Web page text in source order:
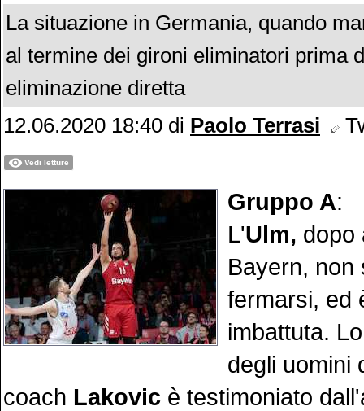
La situazione in Germania, quando
al termine dei gironi eliminatori prima
eliminazione diretta
12.06.2020 18:40 di Paolo Terrasi
Vedi letture
Gruppo A:
L'Ulm, dopo
Bayern, non
fermarsi, ed
imbattuta.
degli uomini
coach Lakovic è testimoniato